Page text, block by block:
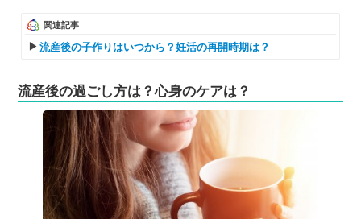
関連記事
流産後の子作りはいつから？妊活の再開時期は？
流産後の過ごし方は？心身のケアは？